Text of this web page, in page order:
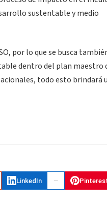
sustentable y medio
por lo que se busca
dentro del plan maestro
todo esto brindará
LinkedIn